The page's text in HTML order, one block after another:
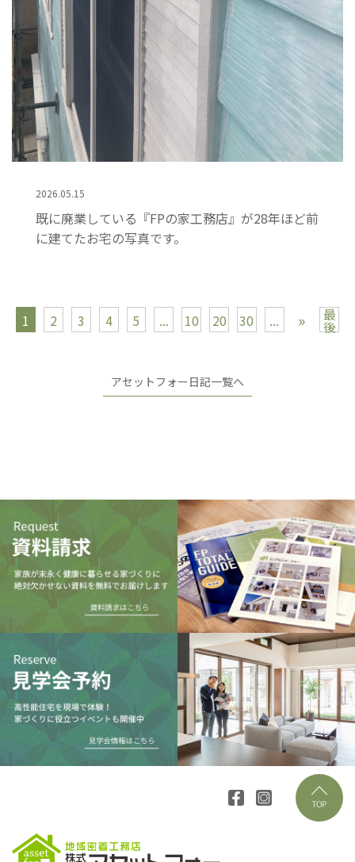
2026.05.15
既に廃業している『FPの家工務店』が28年ほど前
に建てたお宅の写真です。
1 2 3 4 5 ... 10 20 30 ... » 最
後
アセットフォー日記一覧へ